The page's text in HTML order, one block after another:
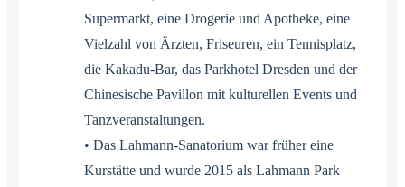
Supermarkt, eine Drogerie und Apotheke, eine
Vielzahl von Ärzten, Friseuren, ein Tennisplatz,
die Kakadu-Bar, das Parkhotel Dresden und der
Chinesische Pavillon mit kulturellen Events und
Tanzveranstaltungen.
• Das Lahmann-Sanatorium war früher eine
Kurstätte und wurde 2015 als Lahmann Park